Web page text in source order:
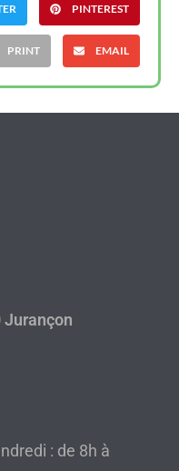
PINTEREST
PRINT EMAIL
Jurançon
: de 8h à